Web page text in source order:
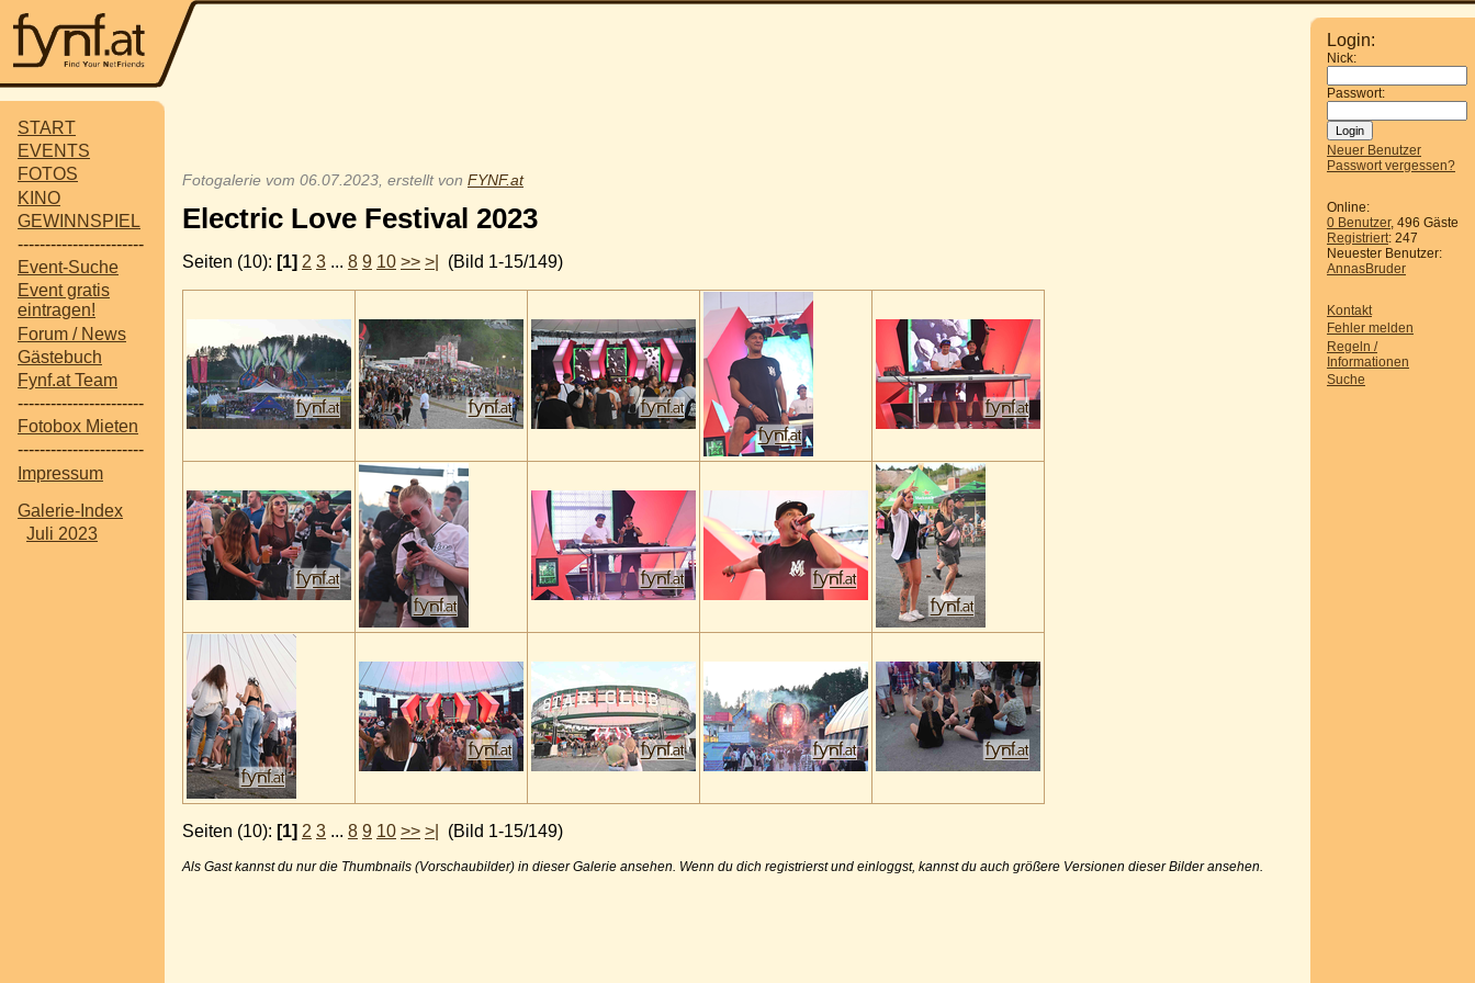
START
EVENTS
FOTOS
KINO
GEWINNSPIEL
-----------------------
Event-Suche
Event gratis
eintragen!
Forum / News
Gästebuch
Fynf.at Team
-----------------------
Fotobox Mieten
-----------------------
Impressum
Galerie-Index
Juli 2023
Login:
Nick:
Passwort:
Neuer Benutzer
Passwort vergessen?
Online:
0 Benutzer, 496 Gäste
Registriert: 247
Neuester Benutzer:
AnnasBruder
Kontakt
Fehler melden
Regeln /
Informationen
Suche
Fotogalerie vom 06.07.2023, erstellt von FYNF.at
Electric Love Festival 2023
Seiten (10): [1] 2 3 ... 8 9 10 >> >| (Bild 1-15/149)
Seiten (10): [1] 2 3 ... 8 9 10 >> >| (Bild 1-15/149)
Als Gast kannst du nur die Thumbnails (Vorschaubilder) in dieser Galerie ansehen. Wenn du dich registrierst und einloggst, kannst du auch größere Versionen dieser Bilder ansehen.